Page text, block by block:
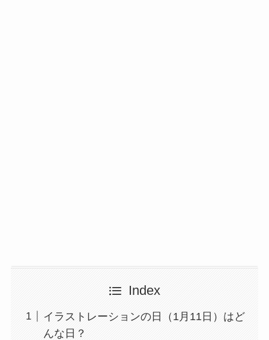
Index
イラストレーションの日（1月11日）はど
んな日？